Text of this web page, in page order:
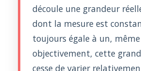
découle une grandeur
dont la mesure est
toujours égale à un,
objectivement, cette
cesse de varier